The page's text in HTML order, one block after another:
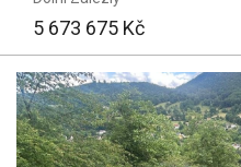
5 673 675 Kč